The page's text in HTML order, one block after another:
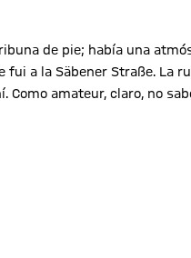
de pie; había una
a la Säbener Straße. La
amateur, claro, no